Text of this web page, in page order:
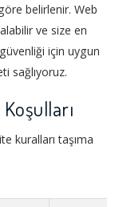
belirlenir. Web
ve size en
için uygun
sağlıyoruz.
kuralları taşıma